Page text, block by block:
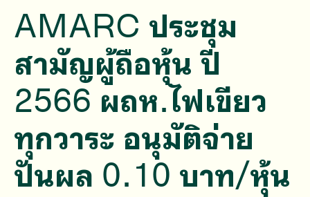
AMARC ประชุม
สามัญผู้ถือหุ้น ปี
2566 ผถห.ไฟเขียว
ทุกวาระ อนุมัติจ่าย
ปันผล 0.10 บาท/หุ้น